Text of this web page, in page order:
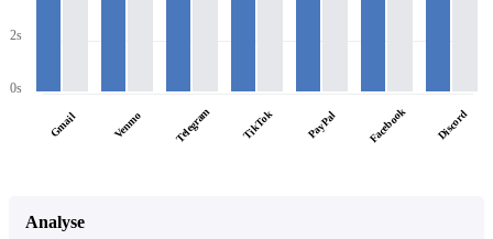
2s
0s
Gmail Venmo Telegram TikTok PayPal Facebook Discord
Analyse